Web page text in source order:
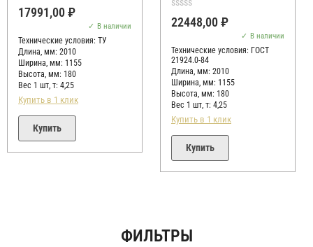
Оценка
0
17991,00₽
В наличии
Технические условия: ТУ
Длина, мм: 2010
Ширина, мм: 1155
Высота, мм: 180
Вес 1 шт, т: 4,25
Купить в 1 клик
Купить
Оценка
0
22448,00₽
В наличии
Технические условия: ГОСТ
21924.0-84
Длина, мм: 2010
Ширина, мм: 1155
Высота, мм: 180
Вес 1 шт, т: 4,25
Купить в 1 клик
Купить
ФИЛЬТРЫ